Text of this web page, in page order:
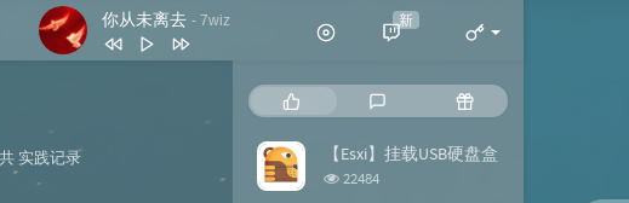
你从未离去 - 7wiz
7wiz
脏饼干
3 黄雯雯
潘玮柏
新
实践记录
门
文
新
评
随
机
文
【Esxi】挂载USB硬盘盒
浏
22484